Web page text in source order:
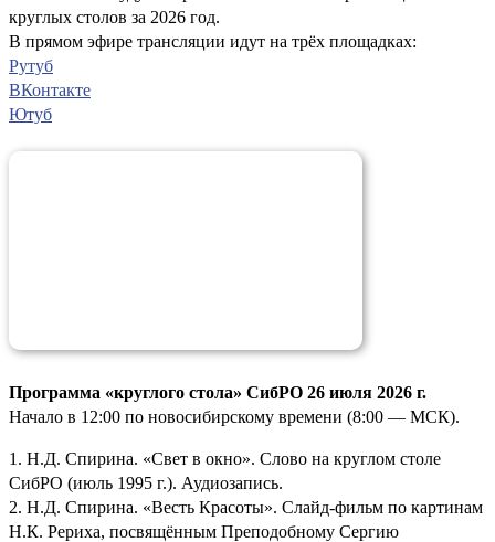
круглых столов за 2026 год.
В прямом эфире трансляции идут на трёх площадках:
Рутуб
ВКонтакте
Ютуб
Программа «круглого стола» СибРО 26 июля 2026 г.
Начало в 12:00 по новосибирскому времени (8:00 — МСК).
1. Н.Д. Спирина. «Свет в окно». Слово на круглом столе
СибРО (июль 1995 г.). Аудиозапись.
2. Н.Д. Спирина. «Весть Красоты». Слайд-фильм по картинам
Н.К. Рериха, посвящённым Преподобному Сергию